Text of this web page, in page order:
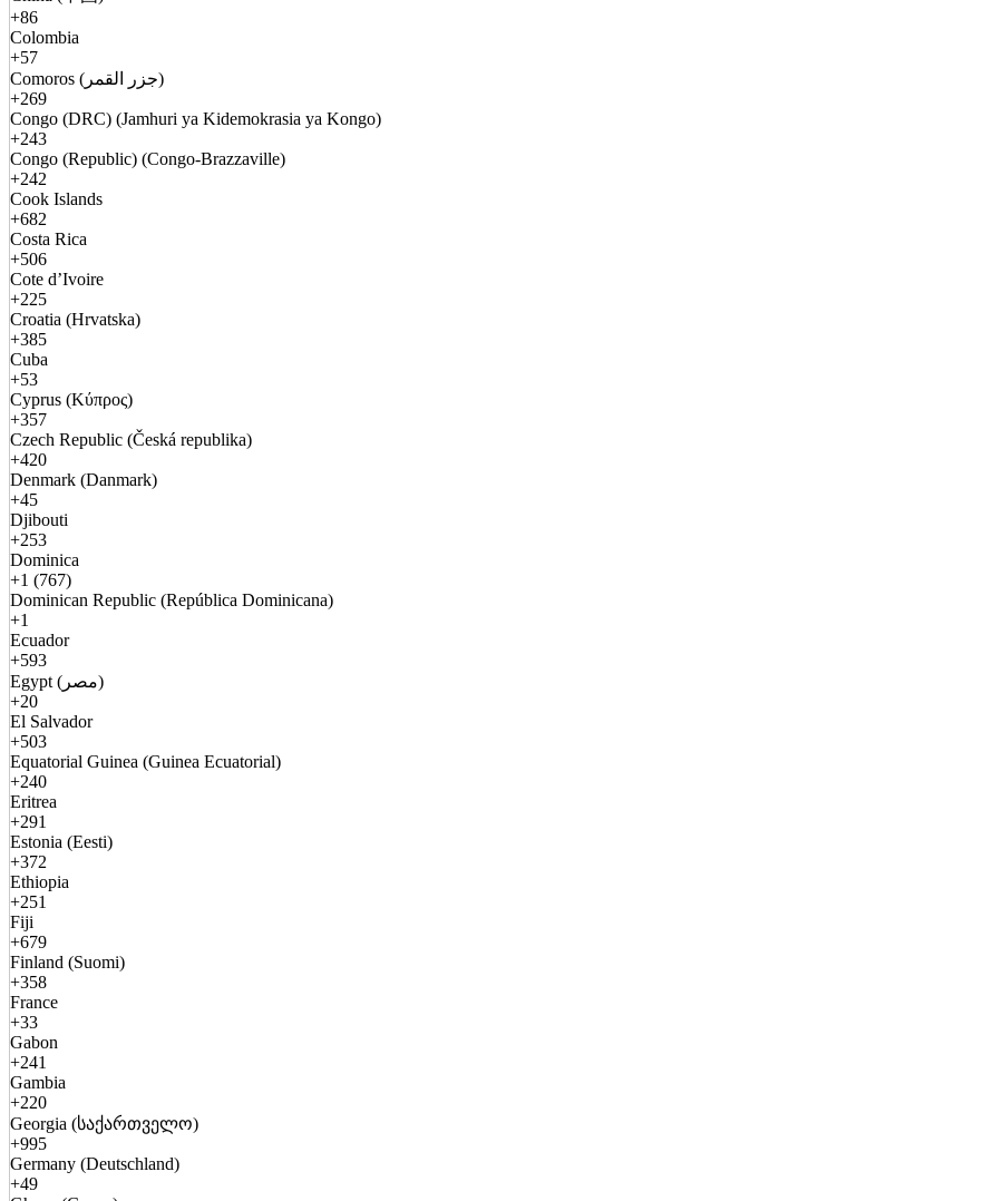
+86
Colombia
+57
Comoros (جزر القمر)
+269
Congo (DRC) (Jamhuri ya Kidemokrasia ya Kongo)
+243
Congo (Republic) (Congo-Brazzaville)
+242
Cook Islands
+682
Costa Rica
+506
Cote d’Ivoire
+225
Croatia (Hrvatska)
+385
Cuba
+53
Cyprus (Κύπρος)
+357
Czech Republic (Česká republika)
+420
Denmark (Danmark)
+45
Djibouti
+253
Dominica
+1 (767)
Dominican Republic (República Dominicana)
+1
Ecuador
+593
Egypt (مصر)
+20
El Salvador
+503
Equatorial Guinea (Guinea Ecuatorial)
+240
Eritrea
+291
Estonia (Eesti)
+372
Ethiopia
+251
Fiji
+679
Finland (Suomi)
+358
France
+33
Gabon
+241
Gambia
+220
Georgia (საქართველო)
+995
Germany (Deutschland)
+49